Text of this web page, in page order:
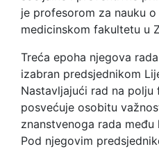
je profesorom za nauku
medicinskom fakultetu u
Treća epoha njegova
izabran predsjednikom
Nastavljajući rad na
posvećuje osobitu
znanstvenoga rada među
Pod njegovim